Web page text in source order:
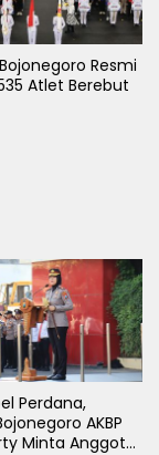
Bojonegoro Resmi
Atlet Berebut
Perdana,
AKBP
Minta Anggota